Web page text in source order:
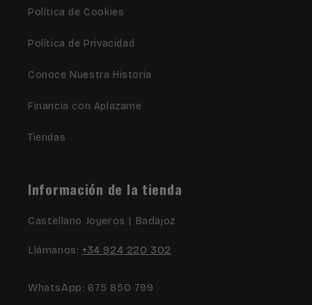
Política de Cookies
Política de Privacidad
Conoce Nuestra Historia
Financia con Aplazame
Tiendas
Información de la tienda
Castellano Joyeros | Badajoz
Llámanos: +34 924 220 302
WhatsApp: 675 850 799